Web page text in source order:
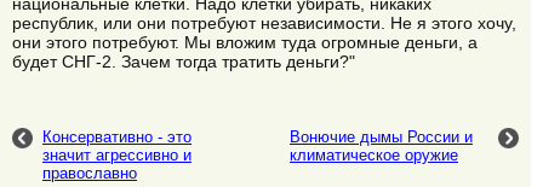
республик, или они потребуют независимости. Не я этого хочу,
они этого потребуют. Мы вложим туда огромные деньги, а
будет СНГ-2. Зачем тогда тратить деньги?"
Консервативно - это
значит агрессивно и
православно
Вонючие дымы России и
климатическое оружие